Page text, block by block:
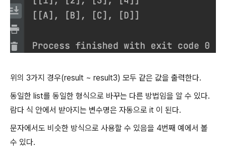
위의 3가지 경우(result ~ result3) 모두 같은 값을 출력한다.
동일한 list를 동일한 형식으로 바꾸는 다른 방법임을 알 수 있다.
람다 식 안에서 받아지는 변수명은 자동으로 it 이 된다.
문자에서도 비슷한 방식으로 사용할 수 있음을 4번째 예에서 볼
수 있다.